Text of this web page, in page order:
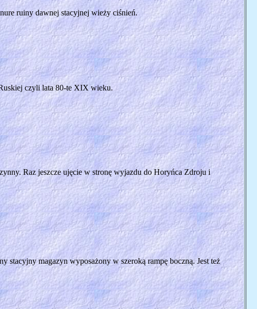
ruiny dawnej stacyjnej wieży ciśnień.
czyli lata 80-te XIX wieku.
Raz jeszcze ujęcie w stronę wyjazdu do Horyńca Zdroju i
stacyjny magazyn wyposażony w szeroką rampę boczną. Jest też